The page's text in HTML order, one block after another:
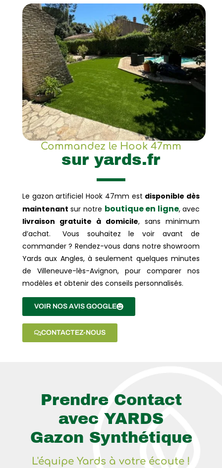
Commandez le Hook 47mm
sur yards.fr
Le gazon artificiel Hook 47mm est disponible dès
maintenant sur notre boutique en ligne, avec
livraison gratuite à domicile, sans minimum
d’achat. Vous souhaitez le voir avant de
commander ? Rendez-vous dans notre showroom
Yards aux Angles, à seulement quelques minutes
de Villeneuve-lès-Avignon, pour comparer nos
modèles et obtenir des conseils personnalisés.
VOIR NOS AVIS GOOGLE
CONTACTEZ-NOUS
Prendre Contact
avec YARDS
Gazon Synthétique
L'équipe Yards à votre écoute !